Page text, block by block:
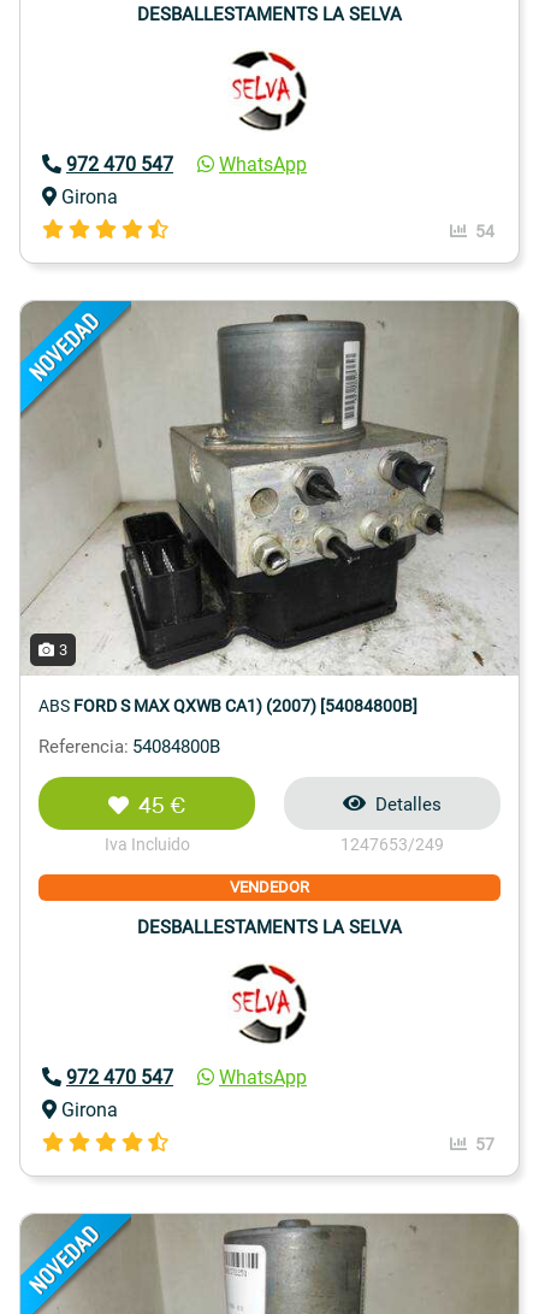
DESBALLESTAMENTS LA SELVA
972 470 547
WhatsApp
Girona
54
3
ABS FORD S MAX QXWB CA1) (2007) [54084800B]
Referencia: 54084800B
45 €
Iva Incluido
Detalles
1247653/249
VENDEDOR
DESBALLESTAMENTS LA SELVA
972 470 547
WhatsApp
Girona
57